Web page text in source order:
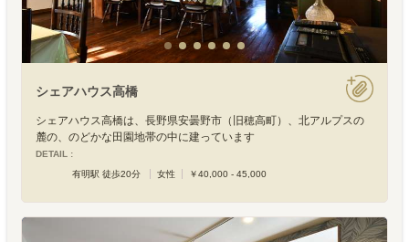
シェアハウス高橋
シェアハウス高橋は、長野県安曇野市（旧穂高町）、北アルプスの
麓の、のどかな田園地帯の中に建っています
DETAIL :
有明駅 徒歩20分
女性 ￥40,000 - 45,000